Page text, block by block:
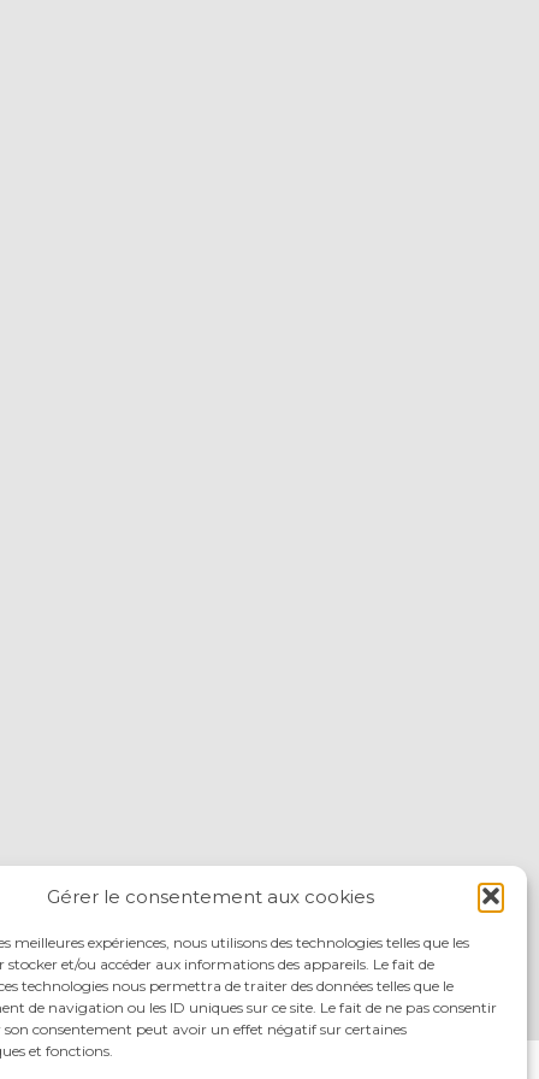
Gérer le consentement aux cookies
meilleures expériences, nous utilisons des technologies telles que les
stocker et/ou accéder aux informations des appareils. Le fait de
technologies nous permettra de traiter des données telles que le
de navigation ou les ID uniques sur ce site. Le fait de ne pas consentir
son consentement peut avoir un effet négatif sur certaines
et fonctions.